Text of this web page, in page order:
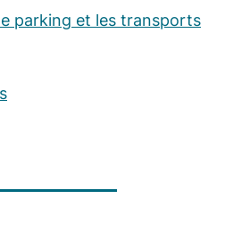
parking et les transports